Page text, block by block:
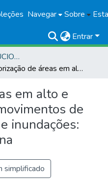
Navegar Sobre
Entrar
PRODUÇÃO INSTITUCIONAL
Setorização de áreas em alto e muito alto risco a movimentos de massa, enchentes e inundações: Jupiá, Santa Catarina
em alto e
de
inundações:
simplificado